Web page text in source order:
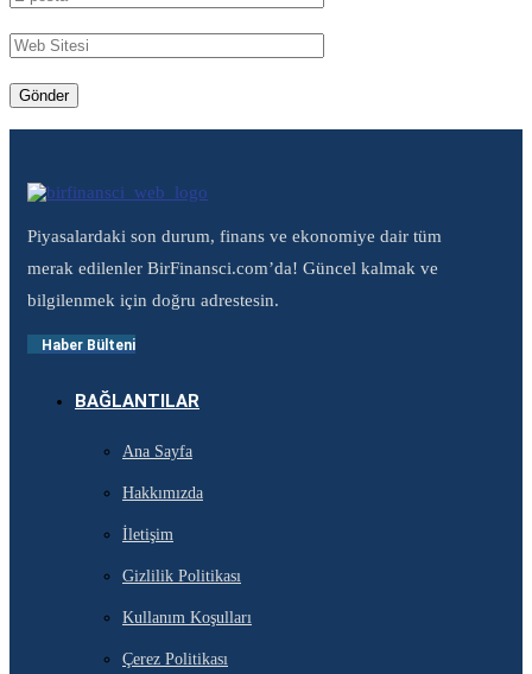
Piyasalardaki son durum, finans ve ekonomiye dair tüm
merak edilenler BirFinansci.com’da! Güncel kalmak ve
bilgilenmek için doğru adrestesin.
Haber Bülteni
BAĞLANTILAR
Ana Sayfa
Hakkımızda
İletişim
Gizlilik Politikası
Kullanım Koşulları
Çerez Politikası